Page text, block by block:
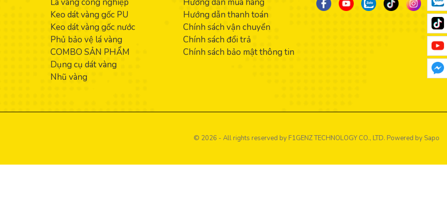
Keo dát vàng gốc PU
Keo dát vàng gốc nước
Phủ bảo vệ lá vàng
COMBO SẢN PHẨM
Dụng cụ dát vàng
Nhũ vàng
Hướng dẫn thanh toán
Chính sách vận chuyển
Chính sách đổi trả
Chính sách bảo mật thông tin
© 2026 - All rights reserved by F1GENZ TECHNOLOGY CO., LTD. Powered by Sapo